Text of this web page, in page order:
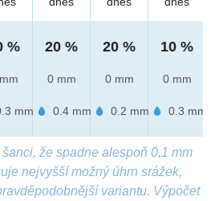
%
mm
20 %
0 mm
0.4 mm
20 %
0 mm
0.2 mm
10 %
0 mm
0.3 mm
že spadne alespoň 0,1 mm
nejvyšší možný úhrn srážek,
variantu. Výpočet